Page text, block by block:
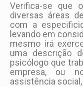
Verifica-se que
diversas áreas
com a
levando em
mesmo irá
uma descrição
psicólogo que
empresa, ou
assistência